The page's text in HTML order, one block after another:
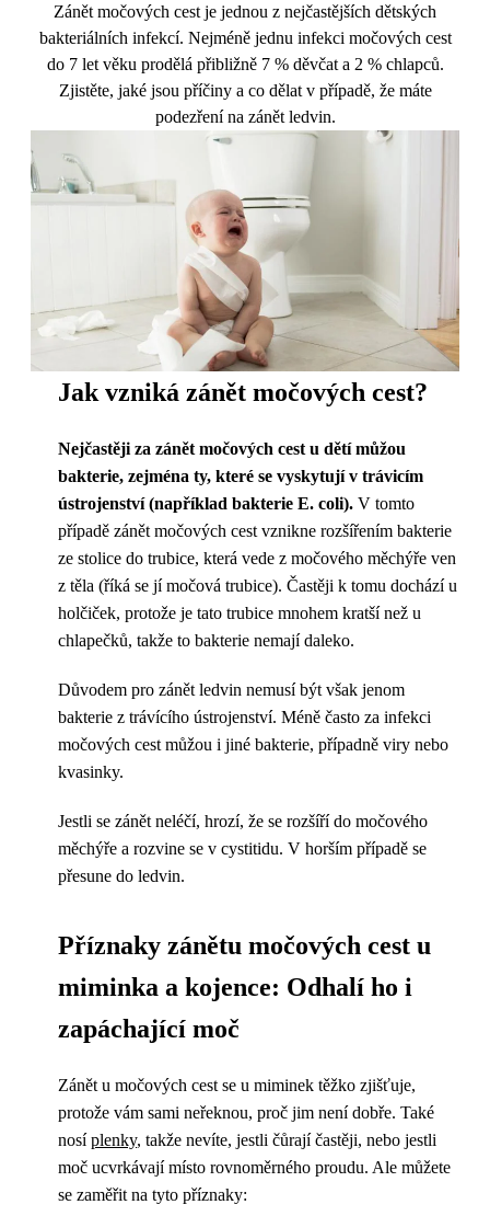
Zánět močových cest je jednou z nejčastějších dětských
bakteriálních infekcí. Nejméně jednu infekci močových cest
do 7 let věku prodělá přibližně 7 % děvčat a 2 % chlapců.
Zjistěte, jaké jsou příčiny a co dělat v případě, že máte
podezření na zánět ledvin.
Jak vzniká zánět močových cest?
Nejčastěji za zánět močových cest u dětí můžou
bakterie, zejména ty, které se vyskytují v trávicím
ústrojenství (například bakterie E. coli). V tomto
případě zánět močových cest vznikne rozšířením bakterie
ze stolice do trubice, která vede z močového měchýře ven
z těla (říká se jí močová trubice). Častěji k tomu dochází u
holčiček, protože je tato trubice mnohem kratší než u
chlapečků, takže to bakterie nemají daleko.
Důvodem pro zánět ledvin nemusí být však jenom
bakterie z trávícího ústrojenství. Méně často za infekci
močových cest můžou i jiné bakterie, případně viry nebo
kvasinky.
Jestli se zánět neléčí, hrozí, že se rozšíří do močového
měchýře a rozvine se v cystitidu. V horším případě se
přesune do ledvin.
Příznaky zánětu močových cest u
miminka a kojence: Odhalí ho i
zapáchající moč
Zánět u močových cest se u miminek těžko zjišťuje,
protože vám sami neřeknou, proč jim není dobře. Také
nosí plenky, takže nevíte, jestli čůrají častěji, nebo jestli
moč ucvrkávají místo rovnoměrného proudu. Ale můžete
se zaměřit na tyto příznaky: